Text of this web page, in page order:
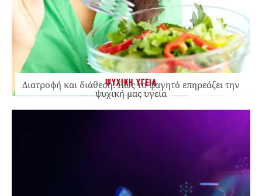
ΨΥΧΙΚΗ ΥΓΕΙΑ
Διατροφή και διάθεση: Πώς το φαγητό επηρεάζει την
ψυχική μας υγεία